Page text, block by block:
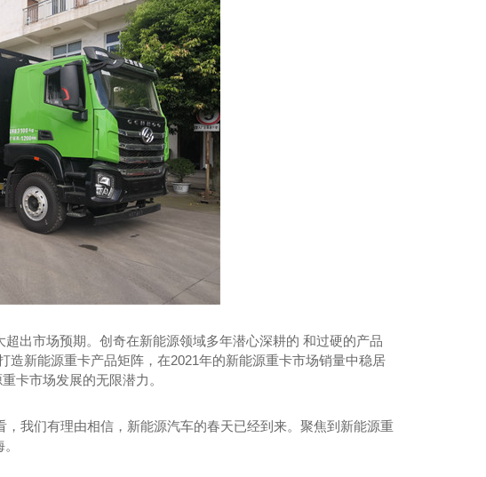
出市场预期。 创奇在新能源领域多年潜心深耕的 和过硬的产品
造新能源重卡产品矩阵，在2021年的新能源重卡市场销量中稳居
卡市场发展的无限潜力。
我们有理由相信，新能源汽车的春天已经到来。聚焦到新能源重